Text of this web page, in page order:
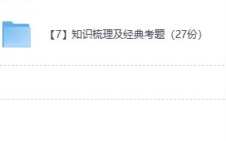
受更新。一
享受。
供一站式备